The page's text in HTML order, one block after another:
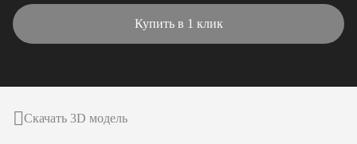
Купить в 1 клик
Скачать 3D модель